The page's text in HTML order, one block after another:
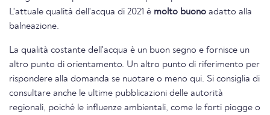
L'attuale qualità dell'acqua di 2021 è molto buono adatto alla
balneazione.
La qualità costante dell'acqua è un buon segno e fornisce un
altro punto di orientamento. Un altro punto di riferimento per
rispondere alla domanda se nuotare o meno qui. Si consiglia di
consultare anche le ultime pubblicazioni delle autorità
regionali, poiché le influenze ambientali, come le forti piogge o